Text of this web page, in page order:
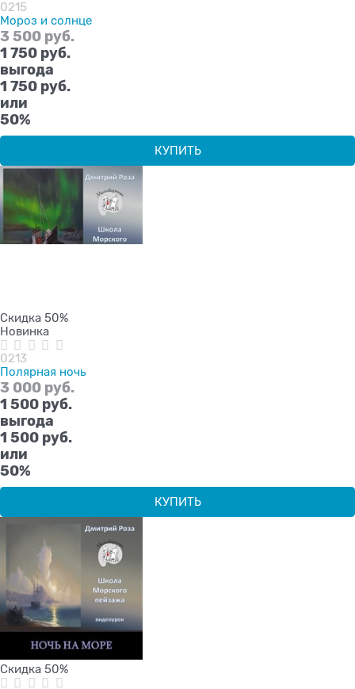
0215
Мороз и солнце
3 500 руб.
1 750 руб.
выгода
1 750 руб.
или
50%
КУПИТЬ
Скидка 50%
Новинка
0213
Полярная ночь
3 000 руб.
1 500 руб.
выгода
1 500 руб.
или
50%
КУПИТЬ
Скидка 50%